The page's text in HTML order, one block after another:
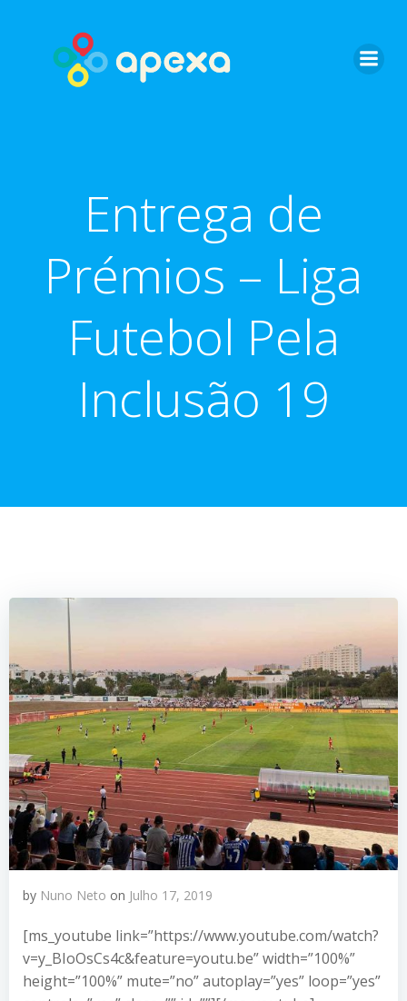
content
Entrega de
Prémios – Liga
Futebol Pela
Inclusão 19
by Nuno Neto on Julho 17, 2019
[ms_youtube link=”https://www.youtube.com/watch?
v=y_BIoOsCs4c&feature=youtu.be” width=”100%”
height=”100%” mute=”no” autoplay=”yes” loop=”yes”